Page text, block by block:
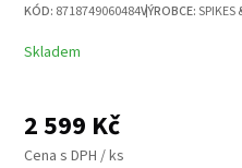
KÓD: 8718749060484VÝROBCE: SPIKES
Skladem
2 599 Kč
Cena s DPH / ks